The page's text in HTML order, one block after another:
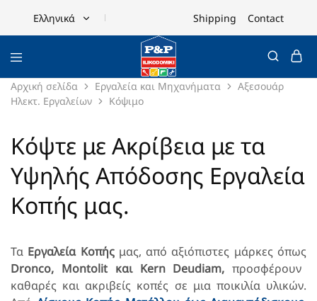
Ελληνικά
English
Shipping Contact
Αρχική σελίδα Εργαλεία και Μηχανήματα
Αξεσουάρ
Ηλεκτ. Εργαλείων
Κόψιμο
Κόψτε με Ακρίβεια με τα
Υψηλής Απόδοσης Εργαλεία
Κοπής μας.
Τα Εργαλεία Κοπήςμας, από αξιόπιστες μάρκες όπως
Dronco, Montolit και Kern Deudiam, προσφέρουν
καθαρές και ακριβείς κοπές σε μια ποικιλία υλικών.